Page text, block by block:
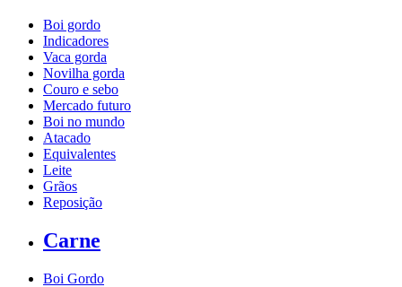
Boi gordo
Indicadores
Vaca gorda
Novilha gorda
Couro e sebo
Mercado futuro
Boi no mundo
Atacado
Equivalentes
Leite
Grãos
Reposição
Carne
Boi Gordo